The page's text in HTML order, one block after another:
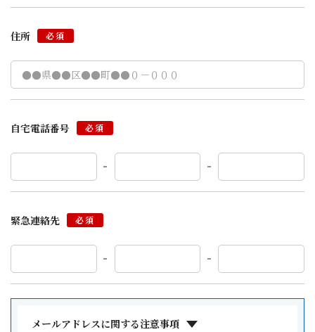
住所 必須
自宅電話番号 必須
緊急連絡先 必須
メールアドレスに関する注意事項